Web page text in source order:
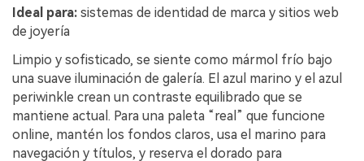
Ideal para: sistemas de identidad de marca y sitios web
de joyería
Limpio y sofisticado, se siente como mármol frío bajo
una suave iluminación de galería. El azul marino y el azul
periwinkle crean un contraste equilibrado que se
mantiene actual. Para una paleta “real” que funcione
online, mantén los fondos claros, usa el marino para
navegación y títulos, y reserva el dorado para